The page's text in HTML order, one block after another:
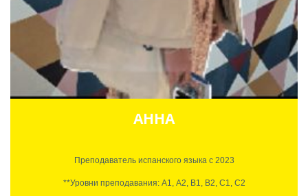
На её занятиях царит любовь к новым культурам и языкам — а ещё
она не может устоять перед испанскими мемами :)
АННА
Преподаватель испанского языка с 2023
**Уровни преподавания: А1, А2, B1, B2, C1, C2